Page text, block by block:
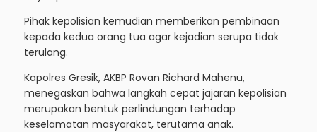
Pihak kepolisian kemudian memberikan pembinaan
kepada kedua orang tua agar kejadian serupa tidak
terulang.
Kapolres Gresik, AKBP Rovan Richard Mahenu,
menegaskan bahwa langkah cepat jajaran kepolisian
merupakan bentuk perlindungan terhadap
keselamatan masyarakat, terutama anak.